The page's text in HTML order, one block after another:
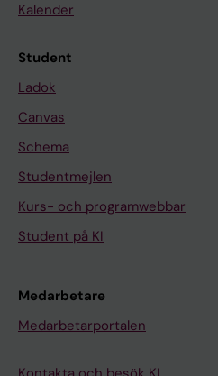
Kalender
Student
Ladok
Canvas
Schema
Studentmejlen
Kurs- och programwebbar
Student på KI
Medarbetare
Medarbetarportalen